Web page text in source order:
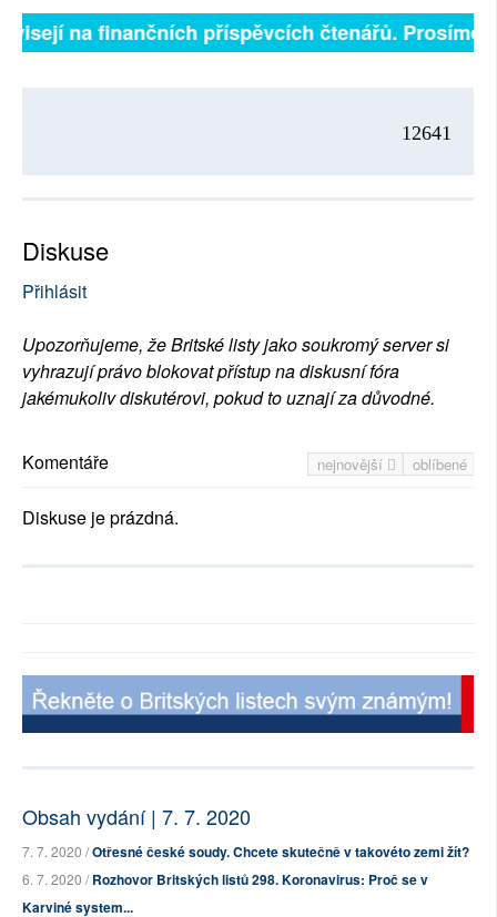
na finančních příspěvcích čtenářů. Prosíme,
12641
Diskuse
Přihlásit
Upozorňujeme, že Britské listy jako soukromý server si
vyhrazují právo blokovat přístup na diskusní fóra
jakémukoliv diskutérovi, pokud to uznají za důvodné.
nejnovější oblíbené
Komentáře
Diskuse je prázdná.
Obsah vydání | 7. 7. 2020
7. 7. 2020 /Otřesné české soudy. Chcete skutečně v takovéto zemi žít?
6. 7. 2020 /Rozhovor Britských listů 298. Koronavirus: Proč se v
Karviné system...